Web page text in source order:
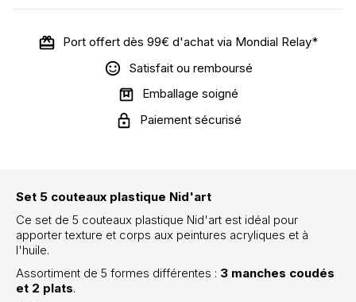
Port offert dès 99€ d'achat via Mondial Relay*
Satisfait ou remboursé
Emballage soigné
Paiement sécurisé
Set 5 couteaux plastique Nid'art
Ce set de 5 couteaux plastique Nid'art est idéal pour
apporter texture et corps aux peintures acryliques et à
l'huile.
Assortiment de 5 formes différentes : 3 manches coudés
et 2 plats.